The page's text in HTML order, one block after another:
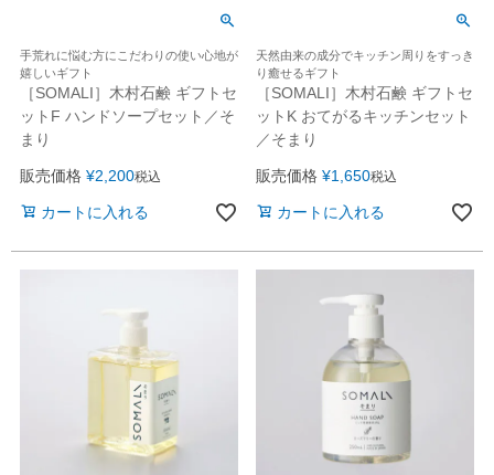
手荒れに悩む方にこだわりの使い心地が
嬉しいギフト
［SOMALI］木村石鹸 ギフトセ
ットF ハンドソープセット／そ
まり
販売価格 ¥2,200税込
カートに入れる
天然由来の成分でキッチン周りをすっき
り癒せるギフト
［SOMALI］木村石鹸 ギフトセ
ットK おてがるキッチンセット
／そまり
販売価格 ¥1,650税込
カートに入れる